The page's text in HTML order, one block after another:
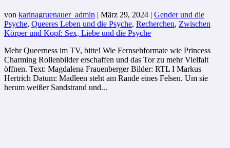
von karinagruenauer_admin | März 29, 2024 | Gender und die
Psyche, Queeres Leben und die Psyche, Recherchen, Zwischen
Körper und Kopf: Sex, Liebe und die Psyche
Mehr Queerness im TV, bitte! Wie Fernsehformate wie Princess
Charming Rollenbilder erschaffen und das Tor zu mehr Vielfalt
öffnen. Text: Magdalena Frauenberger Bilder: RTL I Markus
Hertrich Datum: Madleen steht am Rande eines Felsen. Um sie
herum weißer Sandstrand und...